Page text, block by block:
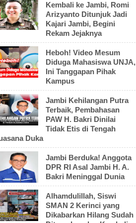
Kembali ke Jambi, Romi
Arizyanto Ditunjuk Jadi
Kajari Jambi, Begini
Rekam Jejaknya
Heboh! Video Mesum
Diduga Mahasiswa UNJA,
Ini Tanggapan Pihak
Kampus
Jambi Kehilangan Putra
Terbaik, Pembahasan
PAW H. Bakri Dinilai
Tidak Etis di Tengah
Duka
Jambi Berduka! Anggota
DPR RI Asal Jambi H. A.
Bakri Meninggal Dunia
Alhamdulillah, Siswi
SMAN 2 Kerinci yang
Dikabarkan Hilang Sudah